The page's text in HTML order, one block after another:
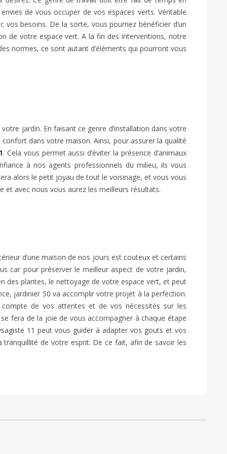
de vous occuper de vos espaces verts. Véritable
besoins. De la sorte, vous pourriez bénéficier d’un
de votre espace vert. A la fin des interventions, notre
normes, ce sont autant d’éléments qui pourront vous
jardin. En faisant ce genre d’installation dans votre
dans votre maison. Ainsi, pour assurer la qualité
. Cela vous permet aussi d’éviter la présence d’animaux
à nos agents professionnels du milieu, ils vous
alors le petit joyau de tout le voisinage, et vous vous
et avec nous vous aurez les meilleurs résultats.
d’une maison de nos jours est couteux et certains
car pour préserver le meilleur aspect de votre jardin,
des plantes, le nettoyage de votre espace vert, et peut
jardinier 50 va accomplir votre projet à la perfection.
de vos attentes et de vos nécessités sur les
fera de la joie de vous accompagner à chaque étape
11 peut vous guider à adapter vos gouts et vos
de votre esprit. De ce fait, afin de savoir les